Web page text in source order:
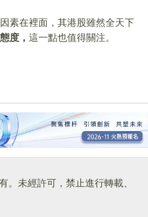
素在裡面，其港股雖然全天下
度， 這一點也值得關注。
。未經許可，禁止進行轉載、